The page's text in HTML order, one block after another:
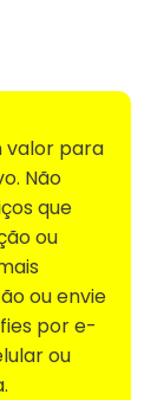
valor para
Não
que
ou
ou envie
por e-
ou